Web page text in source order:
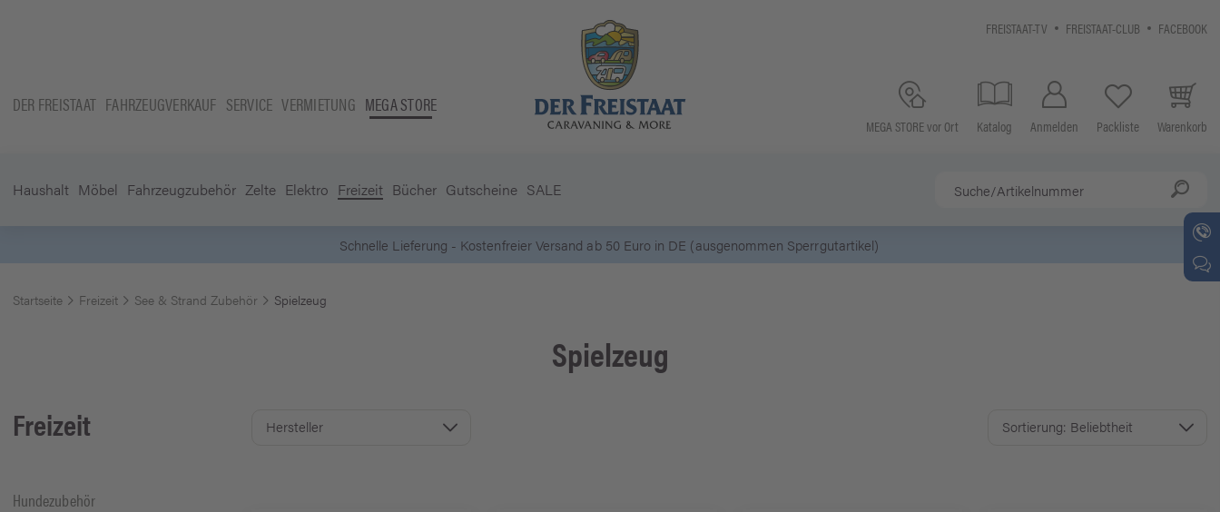
FREISTAAT-TV FREISTAAT-CLUB FACEBOOK
DER FREISTAAT FAHRZEUGVERKAUF SERVICE VERMIETUNG MEGA STORE
MEGA STORE vor Ort Katalog Anmelden Packliste Warenkorb
Haushalt Möbel Fahrzeugzubehör Zelte Elektro Freizeit Bücher Gutscheine SALE
5 Euro Gutschein* beiNewsletter-Anmeldung
Startseite Freizeit See & Strand Zubehör Spielzeug
Spielzeug
Freizeit
Hundezubehör